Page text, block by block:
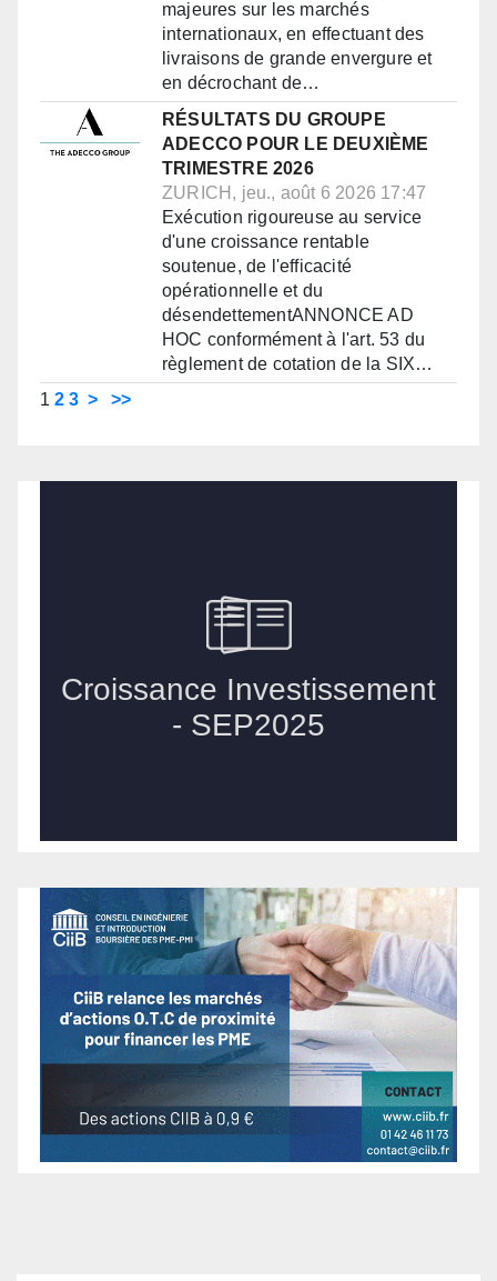
majeures sur les marchés
internationaux, en effectuant des
livraisons de grande envergure et
en décrochant de…
RÉSULTATS DU GROUPE
ADECCO POUR LE DEUXIÈME
TRIMESTRE 2026
ZURICH, jeu., août 6 2026 17:47
Exécution rigoureuse au service
d'une croissance rentable
soutenue, de l'efficacité
opérationnelle et du
désendettementANNONCE AD
HOC conformément à l'art. 53 du
règlement de cotation de la SIX…
1 2 3 > >>